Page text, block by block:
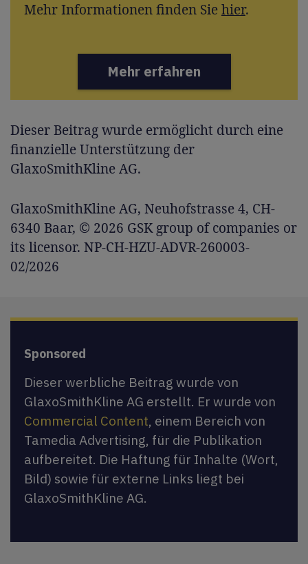
Mehr Informationen finden Siehier.
Mehr erfahren
Dieser Beitrag wurde ermöglicht durch eine
finanzielle Unterstützung der
GlaxoSmithKline AG.
GlaxoSmithKline AG, Neuhofstrasse 4, CH-
6340 Baar, © 2026 GSK group of companies or
its licensor. NP-CH-HZU-ADVR-260003-
02/2026
Sponsored
Dieser werbliche Beitrag wurde von
GlaxoSmithKline AG erstellt. Er wurde von
Commercial Content, einem Bereich von
Tamedia Advertising, für die Publikation
aufbereitet. Die Haftung für Inhalte (Wort,
Bild) sowie für externe Links liegt bei
GlaxoSmithKline AG.